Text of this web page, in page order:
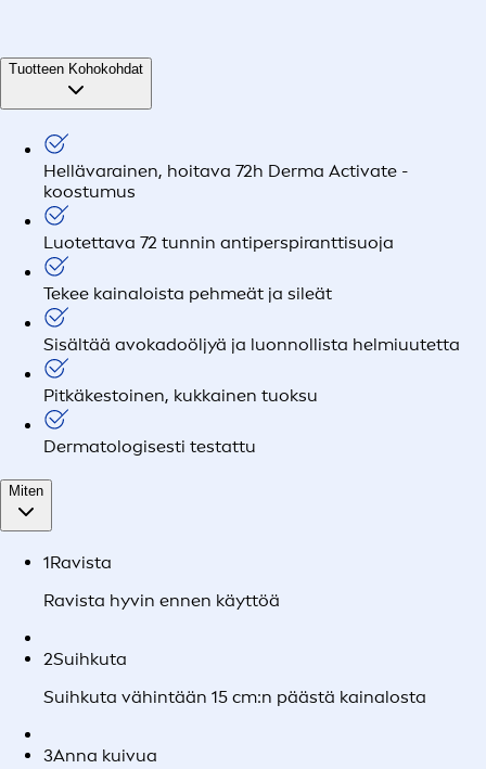
Tuotteen Kohokohdat
Hellävarainen, hoitava 72h Derma Activate -
koostumus
Luotettava 72 tunnin antiperspiranttisuoja
Tekee kainaloista pehmeät ja sileät
Sisältää avokadoöljyä ja luonnollista helmiuutetta
Pitkäkestoinen, kukkainen tuoksu
Dermatologisesti testattu
Miten
1Ravista
Ravista hyvin ennen käyttöä
2Suihkuta
Suihkuta vähintään 15 cm:n päästä kainalosta
3Anna kuivua